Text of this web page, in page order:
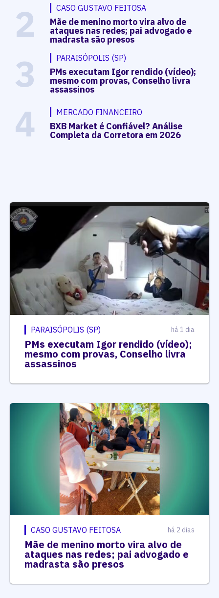
2 CASO GUSTAVO FEITOSA
Mãe de menino morto vira alvo de
ataques nas redes; pai advogado e
madrasta são presos
3 PARAISÓPOLIS (SP)
PMs executam Igor rendido (vídeo);
mesmo com provas, Conselho livra
assassinos
4 MERCADO FINANCEIRO
BXB Market é Confiável? Análise
Completa da Corretora em 2026
PARAISÓPOLIS (SP) há 1 dia
PMs executam Igor rendido (vídeo);
mesmo com provas, Conselho livra
assassinos
CASO GUSTAVO FEITOSA há 2 dias
Mãe de menino morto vira alvo de
ataques nas redes; pai advogado e
madrasta são presos